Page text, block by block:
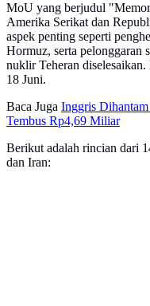
MoU yang berjudul
Amerika Serikat dan
aspek penting seperti
Hormuz, serta pelonggaran
nuklir Teheran
18 Juni.
Baca Juga Inggris
Tembus Rp4,69 Miliar
Berikut adalah rincian dari
dan Iran: